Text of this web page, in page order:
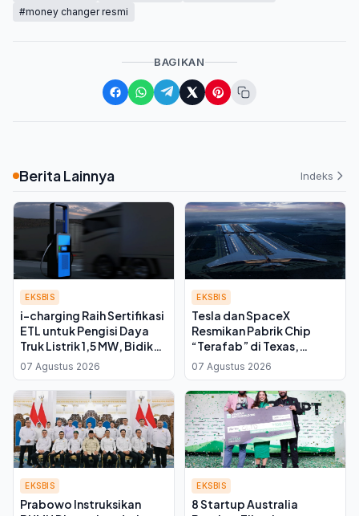
#money changer resmi
BAGIKAN
Berita Lainnya Indeks
EKSBIS
i-charging Raih Sertifikasi
ETL untuk Pengisi Daya
Truk Listrik 1,5 MW, Bidik
Pasar Amerika Utara
07 Agustus 2026
EKSBIS
Tesla dan SpaceX
Resmikan Pabrik Chip
“Terafab” di Texas,
Investasi Awal Capai Rp
277 Triliun
07 Agustus 2026
EKSBIS
Prabowo Instruksikan
EKSBIS
8 Startup Australia